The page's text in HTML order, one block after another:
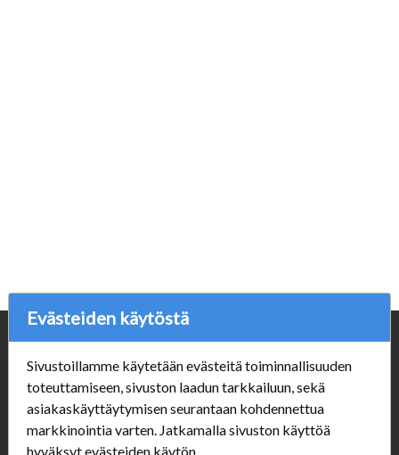
Porvoonpelikauppa.fi
Y-tunnus: 1550914-1
Asiakaspalvelu
Evästeiden käytöstä
Sivustoillamme käytetään evästeitä toiminnallisuuden
toteuttamiseen, sivuston laadun tarkkailuun, sekä
asiakaskäyttäytymisen seurantaan kohdennettua
markkinointia varten. Jatkamalla sivuston käyttöä
hyväksyt evästeiden käytön.